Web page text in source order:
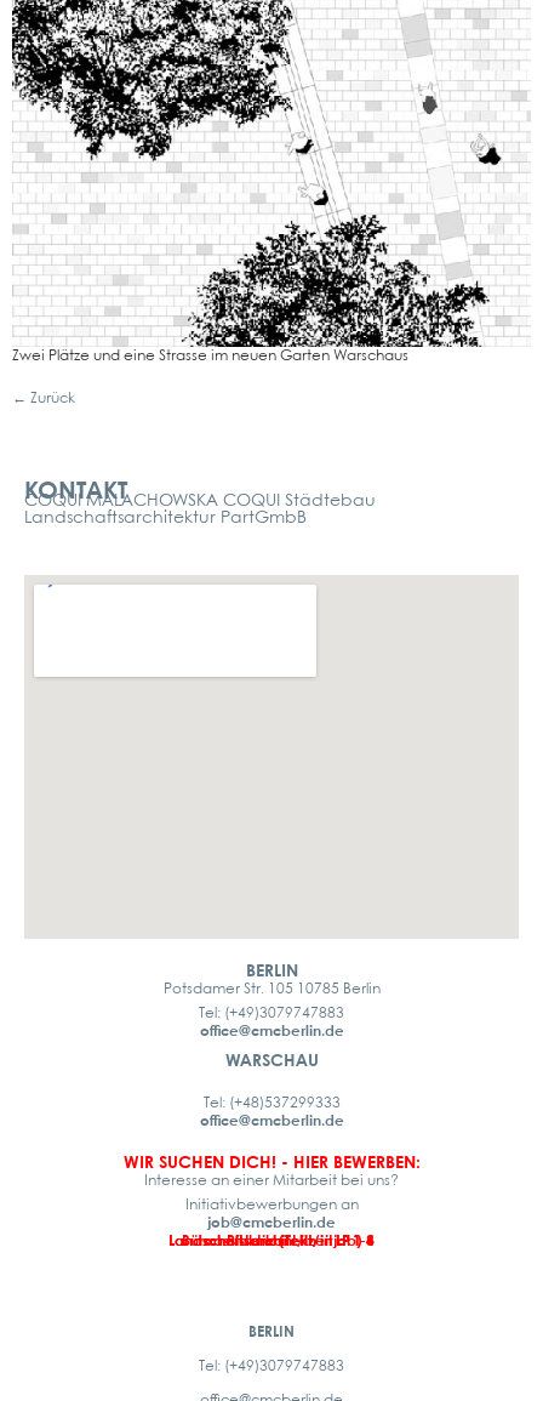
Zwei Plät­ze und eine Strasse im neu­en Gar­ten War­schaus
← Zurück
KONTAKT
COQUI MALACHOWSKA COQUI Städtebau
Landschaftsarchitektur PartGmbB
BERLIN
Potsdamer Str. 105 10785 Berlin
Tel: (+49)3079747883
office@cmcberlin.de
WARSCHAU
Tel: (+48)537299333
office@cmcberlin.de
WIR SUCHEN DICH! - HIER BEWERBEN:
Interesse an einer Mitarbeit bei uns?
Initiativbewerbungen an
job@cmcberlin.de
Büroassistenz (Teilzeitjob)
Landschaftsarchitekt/in LP 1-4
Landschaftsarchitekt/in LP 1-8
Praktikant/in
BERLIN
Tel: (+49)3079747883